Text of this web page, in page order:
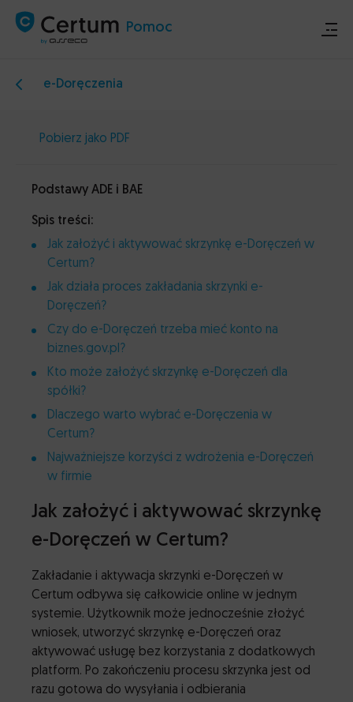
Pomoc
Ogłoszenia techniczne
Kontakt
Certum.pl
Sklep
e-Doręczenia
Pobierz jako PDF
Podstawy ADE i BAE
Spis treści:
Jak założyć i aktywować skrzynkę e-Doręczeń w
Certum?
Jak działa proces zakładania skrzynki e-
Doręczeń?
Czy do e-Doręczeń trzeba mieć konto na
biznes.gov.pl?
Kto może założyć skrzynkę e-Doręczeń dla
spółki?
Dlaczego warto wybrać e-Doręczenia w
Certum?
Najważniejsze korzyści z wdrożenia e-Doręczeń
w firmie
Jak założyć i aktywować skrzynkę
e-Doręczeń w Certum?
Zakładanie i aktywacja skrzynki e-Doręczeń w
Certum odbywa się całkowicie online w jednym
systemie. Użytkownik może jednocześnie złożyć
wniosek, utworzyć skrzynkę e-Doręczeń oraz
aktywować usługę bez korzystania z dodatkowych
platform. Po zakończeniu procesu skrzynka jest od
razu gotowa do wysyłania i odbierania